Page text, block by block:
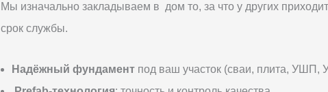
Мы изначально закладываем в дом то, за что у других
срок службы.
Надёжный фундамент под ваш участок (сваи, плита, УШП,